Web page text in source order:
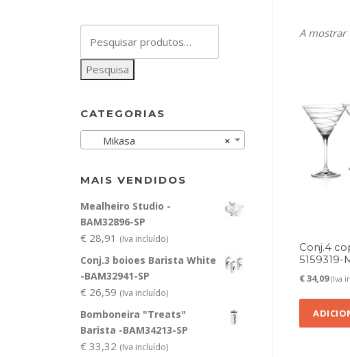
A mostrar
Conj.4
5159319-
€34,09 (Iva
por:
Pesquisa
CATEGORIAS
×
Mikasa
MAIS VENDIDOS
Mealheiro Studio -
BAM32896-SP
€ 28,91 (Iva incluído)
Conj.3 boioes Barista White
-BAM32941-SP
€ 26,59 (Iva incluído)
Bomboneira "Treats"
Barista -BAM34213-SP
€ 33,32 (Iva incluído)